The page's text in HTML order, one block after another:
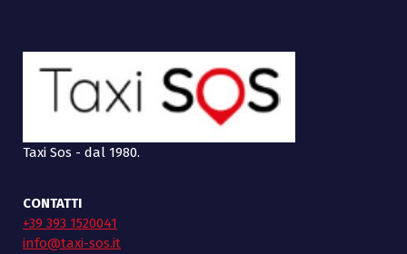
Taxi Sos - dal 1980.
CONTATTI
+39 393 1520041
info@taxi-sos.it